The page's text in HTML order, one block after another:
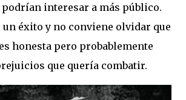
interesar a más público.
éxito y no conviene olvidar que
honesta pero probablemente
que quería combatir.